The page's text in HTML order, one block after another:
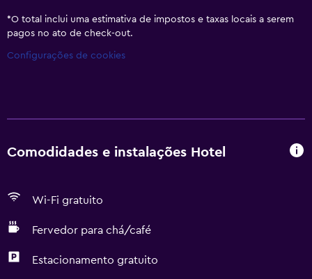
*O total inclui uma estimativa de impostos e taxas locais a serem
pagos no ato de check-out.
Configurações de cookies
Comodidades e instalações Hotel
Wi-Fi gratuito
Fervedor para chá/café
Estacionamento gratuito